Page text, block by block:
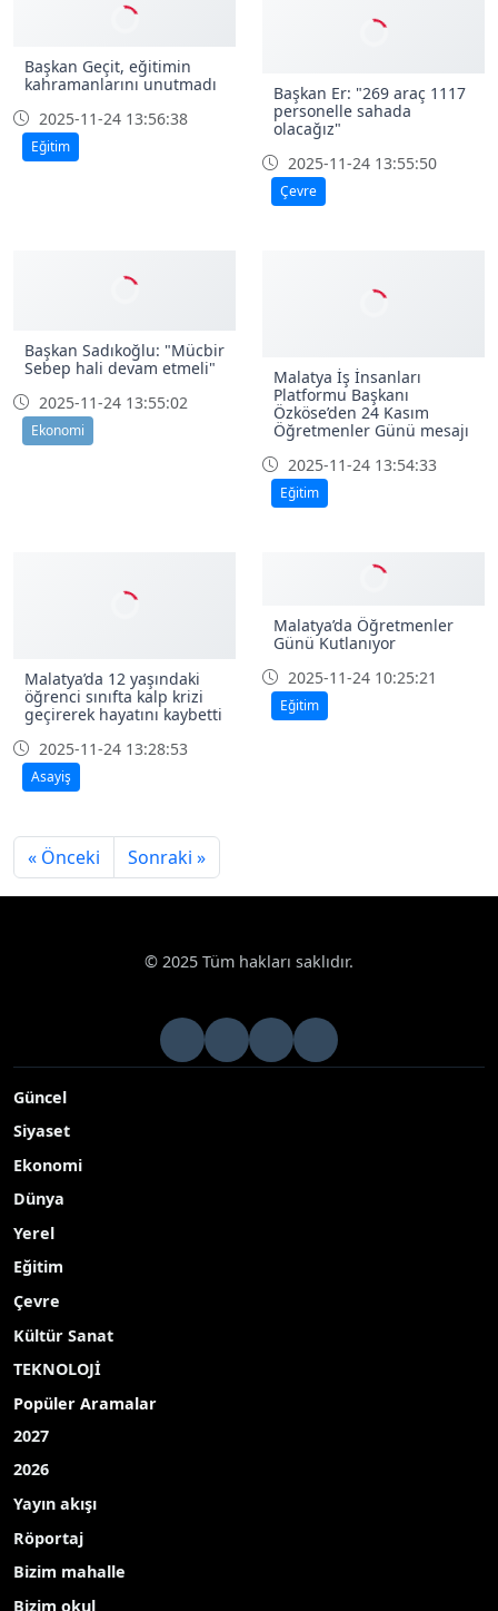
Başkan Geçit, eğitimin
kahramanlarını unutmadı
2025-11-24 13:56:38
Eğitim
Başkan Er: "269 araç 1117
personelle sahada
olacağız"
2025-11-24 13:55:50
Çevre
Başkan Sadıkoğlu: "Mücbir
Sebep hali devam etmeli"
2025-11-24 13:55:02
Ekonomi
Malatya İş İnsanları
Platformu Başkanı
Özköse’den 24 Kasım
Öğretmenler Günü mesajı
2025-11-24 13:54:33
Eğitim
Malatya’da 12 yaşındaki
öğrenci sınıfta kalp krizi
geçirerek hayatını kaybetti
2025-11-24 13:28:53
Asayiş
Malatya’da Öğretmenler
Günü Kutlanıyor
2025-11-24 10:25:21
Eğitim
« Önceki Sonraki »
© 2025 Tüm hakları saklıdır.
Güncel
Siyaset
Ekonomi
Dünya
Yerel
Eğitim
Çevre
Kültür Sanat
TEKNOLOJİ
Popüler Aramalar
2027
2026
Yayın akışı
Röportaj
Bizim mahalle
Bizim okul